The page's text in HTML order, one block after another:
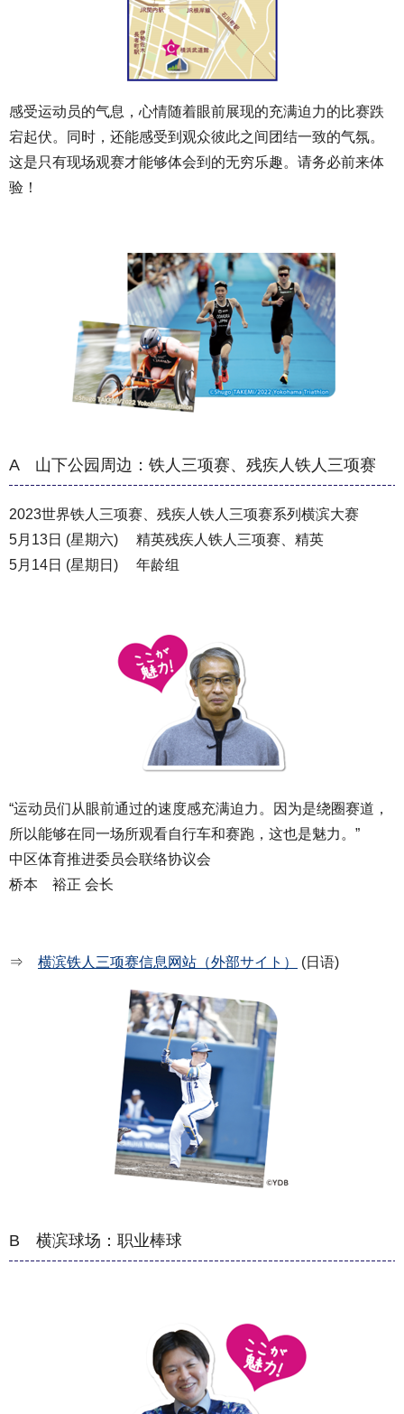
感受运动员的气息，心情随着眼前展现的充满迫力的比赛跌
宕起伏。同时，还能感受到观众彼此之间团结一致的气氛。
这是只有现场观赛才能够体会到的无穷乐趣。请务必前来体
验！
A 山下公园周边：铁人三项赛、残疾人铁人三项赛
2023世界铁人三项赛、残疾人铁人三项赛系列横滨大赛
5月13日 (星期六) 精英残疾人铁人三项赛、精英
5月14日 (星期日) 年龄组
“运动员们从眼前通过的速度感充满迫力。因为是绕圈赛道，
所以能够在同一场所观看自行车和赛跑，这也是魅力。”
中区体育推进委员会联络协议会
桥本 裕正 会长
⇒ 横滨铁人三项赛信息网站（外部サイト） (日语)
B 横滨球场：职业棒球